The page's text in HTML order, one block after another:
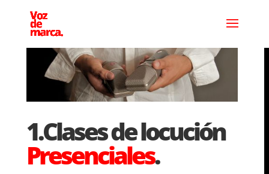
1.Clases de locución
Presenciales.